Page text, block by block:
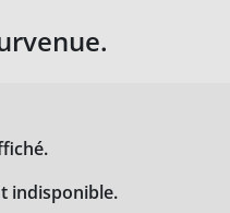
indisponible.